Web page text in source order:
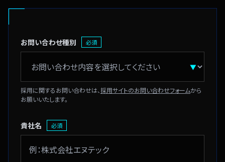
お問い合わせ種別 必須
採用に関するお問い合わせは、採用サイトのお問い合わせフォームから
お願いいたします。
貴社名 必須